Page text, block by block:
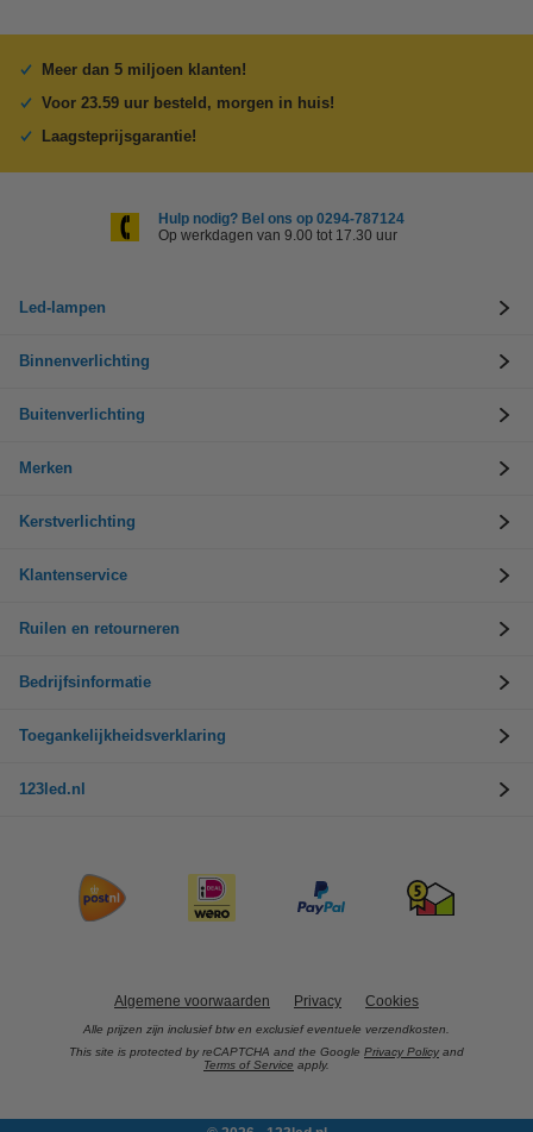
Meer dan 5 miljoen klanten!
Voor 23.59 uur besteld, morgen in huis!
Laagsteprijsgarantie!
Hulp nodig? Bel ons op 0294-787124
Op werkdagen van 9.00 tot 17.30 uur
Led-lampen
Binnenverlichting
Buitenverlichting
Merken
Kerstverlichting
Klantenservice
Ruilen en retourneren
Bedrijfsinformatie
Toegankelijkheidsverklaring
123led.nl
Algemene voorwaarden Privacy Cookies
Alle prijzen zijn inclusief btw en exclusief eventuele verzendkosten.
This site is protected by reCAPTCHA and the Google Privacy Policy and
Terms of Service apply.